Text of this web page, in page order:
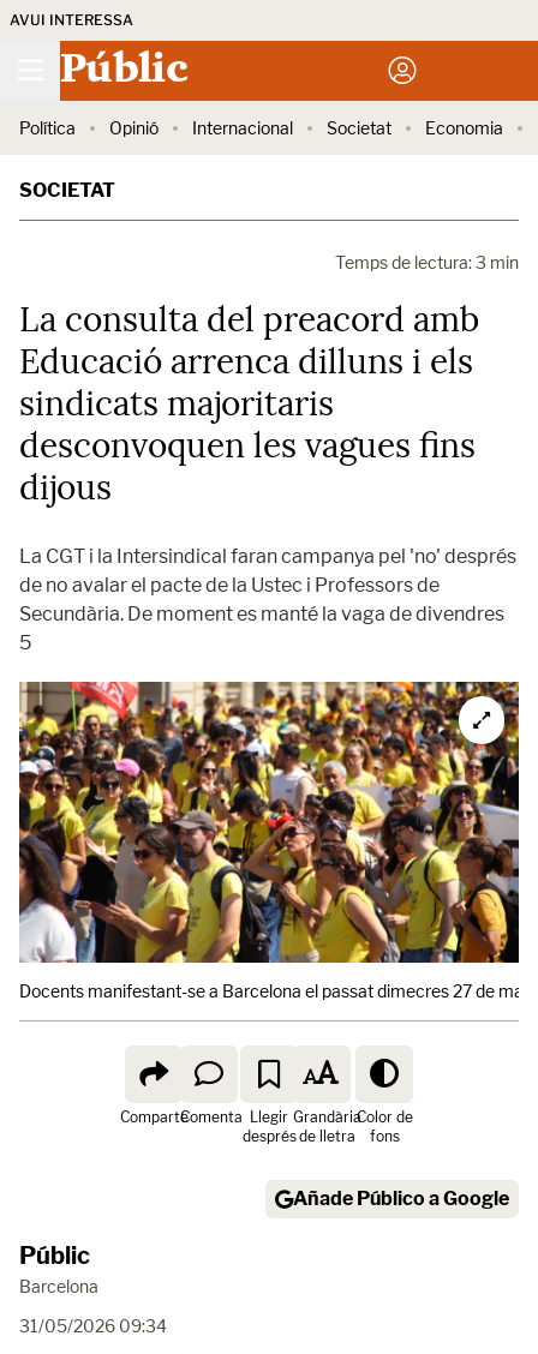
AVUI INTERESSA
Públic
Política Opinió Internacional Societat Economia
SOCIETAT
Temps de lectura: 3 min
La consulta del preacord amb
Educació arrenca dilluns i els
sindicats majoritaris
desconvoquen les vagues fins
dijous
La CGT i la Intersindical faran campanya pel 'no' després
de no avalar el pacte de la Ustec i Professors de
Secundària. De moment es manté la vaga de divendres
5
Docents manifestant-se a Barcelona el passat dimecres 27 de
ComparteComenta Llegir
després
Grandària
de lletra
Color de
fons
Añade Público a Google
Públic
Barcelona
31/05/2026 09:34